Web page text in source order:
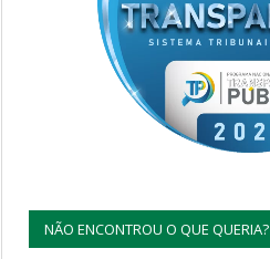
NÃO ENCONTROU O QUE QUERIA?